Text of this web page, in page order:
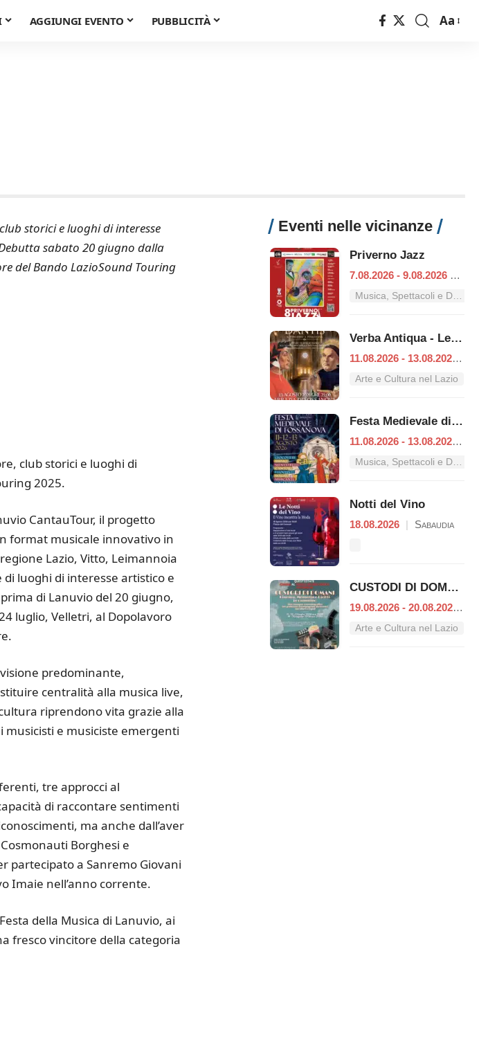
AGGIUNGI EVENTO PUBBLICITÀ
Font
Aa
storici e luoghi di interesse
sabato 20 giugno dalla
del Bando LazioSound Touring
club storici e luoghi di
2025.
CantauTour, il progetto
format musicale innovativo in
Lazio, Vitto, Leimannoia
luoghi di interesse artistico e
di Lanuvio del 20 giugno,
luglio, Velletri, al Dopolavoro
predominante,
centralità alla musica live,
riprendono vita grazie alla
musicisti e musiciste emergenti
tre approcci al
di raccontare sentimenti
ma anche dall’aver
Borghesi e
partecipato a Sanremo Giovani
Imaie nell’anno corrente.
della Musica di Lanuvio, ai
fresco vincitore della categoria
Eventi nelle vicinanze
Priverno Jazz
7.08.2026 - 9.08.2026 |
Musica, Spettacoli e Danza nel Lazio
Verba Antiqua - Letteratura e Poesia Medievale
11.08.2026 - 13.08.2026
Arte e Cultura nel Lazio
Festa Medievale di Fossanova
11.08.2026 - 13.08.2026
Musica, Spettacoli e Danza nel Lazio
Notti del Vino
18.08.2026 | Sabaudia
CUSTODI DI DOMANI – Cinema, Memoria e Diritti in cammino
19.08.2026 - 20.08.2026
Arte e Cultura nel Lazio